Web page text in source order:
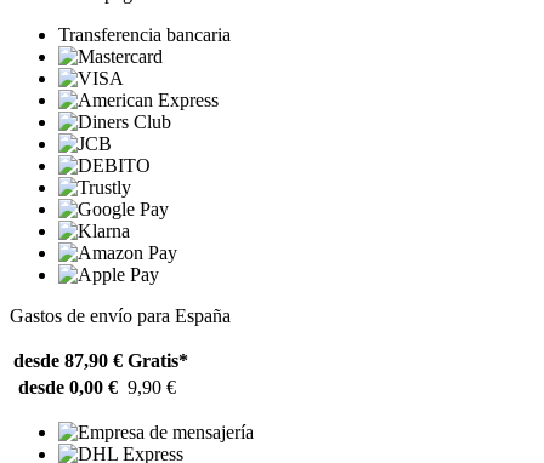
Transferencia bancaria
Gastos de envío para España
desde 87,90 € Gratis*
desde 0,00 € 9,90 €